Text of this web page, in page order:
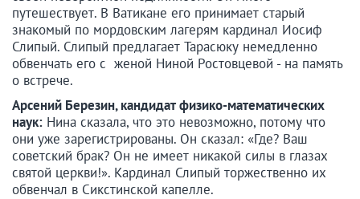
путешествует. В Ватикане его принимает старый
знакомый по мордовским лагерям кардинал Иосиф
Слипый. Слипый предлагает Тарасюку немедленно
обвенчать его с женой Ниной Ростовцевой - на память
о встрече.
Арсений Березин, кандидат физико-математических
наук: Нина сказала, что это невозможно, потому что
они уже зарегистрированы. Он сказал: «Где? Ваш
советский брак? Он не имеет никакой силы в глазах
святой церкви!». Кардинал Слипый торжественно их
обвенчал в Сикстинской капелле.